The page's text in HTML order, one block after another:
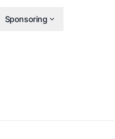
Sponsoring